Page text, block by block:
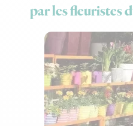
par les fleuristes